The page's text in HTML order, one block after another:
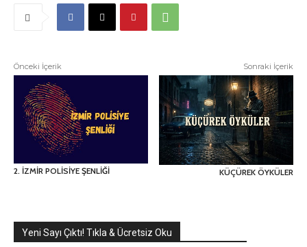
Önceki İçerik
2. İZMİR POLİSİYE ŞENLİĞİ
Sonraki İçerik
KÜÇÜREK ÖYKÜLER
Yeni Sayı Çıktı! Tıkla & Ücretsiz Oku